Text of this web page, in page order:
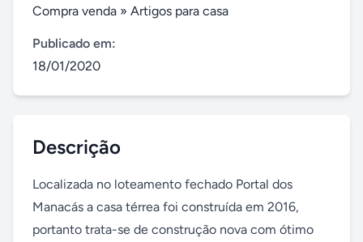
Compra venda » Artigos para casa
Publicado em:
18/01/2020
Descrição
Localizada no loteamento fechado Portal dos
Manacás a casa térrea foi construída em 2016,
portanto trata-se de construção nova com ótimo